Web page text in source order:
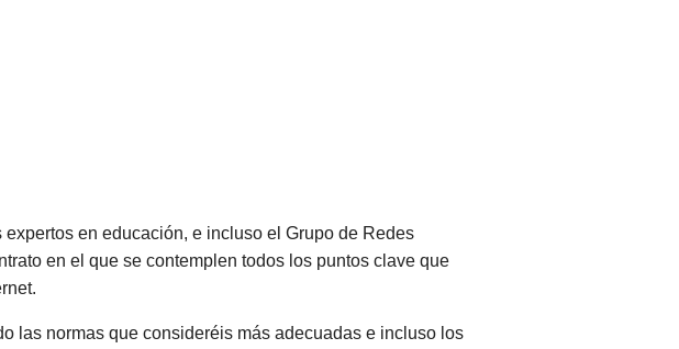
en educación, e incluso el Grupo de Redes
en el que se contemplen todos los puntos clave que
las normas que consideréis más adecuadas e incluso los